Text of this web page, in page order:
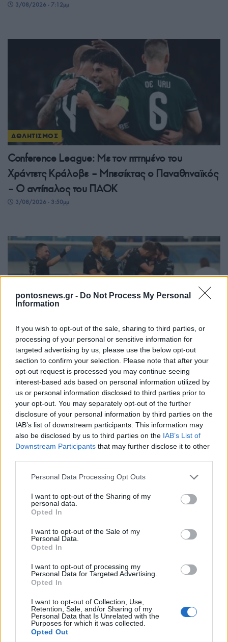
pontosnews.gr - Do Not Process My Personal
Information
If you wish to opt-out of the sale, sharing to third parties, or
processing of your personal or sensitive information for
targeted advertising by us, please use the below opt-out
section to confirm your selection. Please note that after your
opt-out request is processed you may continue seeing
interest-based ads based on personal information utilized by
us or personal information disclosed to third parties prior to
your opt-out. You may separately opt-out of the further
disclosure of your personal information by third parties on the
IAB’s list of downstream participants. This information may
also be disclosed by us to third parties on the IAB’s List of
Downstream Participants that may further disclose it to other
Please note that this website/app uses one or more Google
not limited to your visit or usage behaviour. You may click to
grant or deny consent to Google and its third-party tags to
use your data for below specified purposes in below Google
consent section.
Personal Data Processing Opt Outs
I want to opt-out of the Sharing of my
personal data.
Opted In
I want to opt-out of the Sale of my
Personal Data.
Opted In
I want to opt-out of processing my
Personal Data for Targeted Advertising.
Opted In
I want to opt-out of Collection, Use,
Retention, Sale, and/or Sharing of my
Personal Data that Is Unrelated with the
Purposes for which it was collected.
Opted Out
3/08/2026 - 7:12μμ
ΑΘΛΗΤΙΣΜΟΣ
Conference League: Με τον ηττημένο του
Χράντετς Κράλοβε – Μπεσίκτας ο Παναθηναϊκός
– Ο αντίπαλος του ΠΑΟΚ
3/08/2026 - 3:50μμ
ΑΘΛΗΤΙΣΜΟΣ
Europa League: Με τον ηττημένο του Λέφσκι
Σόφιας – Καϊράτ Αλμάτι ο ΠΑΟΚ – Απέφυγε τα
μεγαθήρια ο ΟΦΗ
3/08/2026 - 2:40μμ
ΑΘΛΗΤΙΣΜΟΣ
Champions League: Βατή η κλήρωση της ΑΕΚ στα
πλέι οφ – Ο αντίπαλος του Ολυμπιακού
3/08/2026 - 1:54μμ